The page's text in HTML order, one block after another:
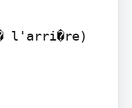
l'arri�re)